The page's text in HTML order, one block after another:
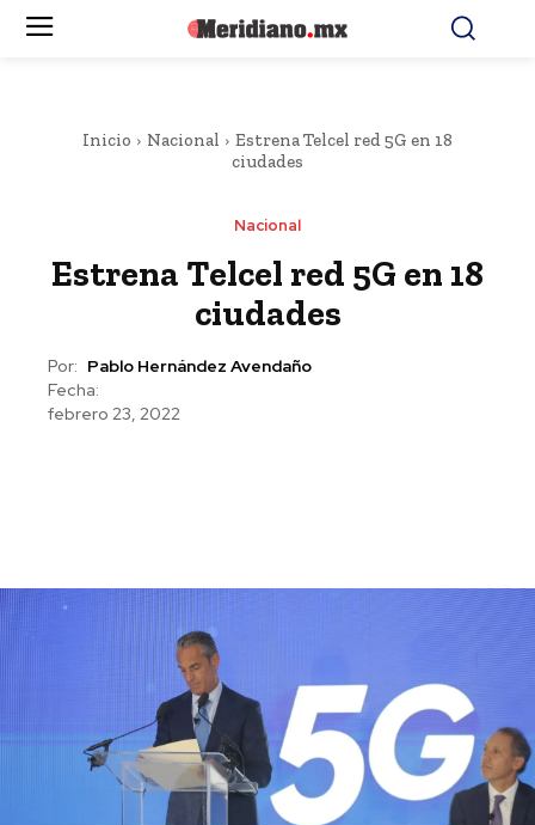
Inicio Nacional
Estrena Telcel red 5G en 18
ciudades
Nacional
Estrena Telcel red 5G en 18
ciudades
Por: Pablo Hernández Avendaño
Fecha:
febrero 23, 2022